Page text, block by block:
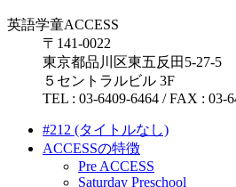
英語学童ACCESS
〒141-0022
東京都品川区東五反田5-27-5
５セントラルビル 3F
TEL : 03-6409-6464 / FAX : 03-
#212 (タイトルなし)
ACCESSの特徴
Pre ACCESS
Saturday Preschool